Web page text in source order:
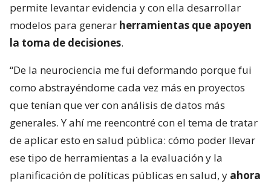
permite levantar evidencia y con ella desarrollar
modelos para generar herramientas que apoyen
la toma de decisiones.
“De la neurociencia me fui deformando porque fui
como abstrayéndome cada vez más en proyectos
que tenían que ver con análisis de datos más
generales. Y ahí me reencontré con el tema de tratar
de aplicar esto en salud pública: cómo poder llevar
ese tipo de herramientas a la evaluación y la
planificación de políticas públicas en salud, y ahora